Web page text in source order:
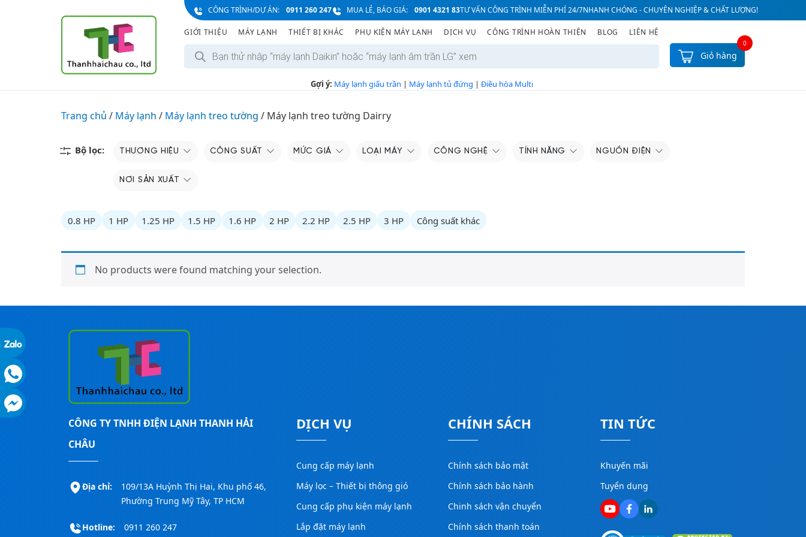
c
CÔNG TRÌNH/DỰ ÁN: 0911 260 247 MUA LẺ, BÁO GIÁ: 0901 4321 83TƯ VẤN CÔNG TRÌNH MIỄN PHÍ 24/7NHANH CHÓNG - CHUYÊN NGHIỆP & CHẤT LƯỢNG!
GIỚI THIỆU MÁY LẠNH THIẾT BỊ KHÁC PHỤ KIỆN MÁY LẠNH DỊCH VỤ CÔNG TRÌNH HOÀN THIỆN BLOG LIÊN HỆ
T
m
i
s
h
Gợi ý: Máy lạnh giấu trần | Máy lạnh tủ đứng | Điều hòa Multi
Giỏ hàng
0
Trang chủ / Máy lạnh / Máy lạnh treo tường / Máy lạnh treo tường Dairry
Bộ lọc: THƯƠNG HIỆU CÔNG SUẤT MỨC GIÁ LOẠI MÁY CÔNG NGHỆ TÍNH NĂNG NGUỒN ĐIỆN
NƠI SẢN XUẤT
0.8 HP 1 HP 1.25 HP 1.5 HP 1.6 HP 2 HP 2.2 HP 2.5 HP 3 HP Công suất khác
No products were found matching your selection.
CÔNG TY TNHH ĐIỆN LẠNH THANH HẢI
CHÂU
Địa chỉ:
109/13A Huỳnh Thị Hai, Khu phố 46,
Phường Trung Mỹ Tây, TP HCM
Hotline: 0911 260 247
DỊCH VỤ
Cung cấp máy lạnh
Máy lọc – Thiết bị thông gió
Cung cấp phụ kiện máy lạnh
Lắp đặt máy lạnh
CHÍNH SÁCH
Chính sách bảo mật
Chính sách bảo hành
Chinh sách vận chuyển
Chính sách thanh toán
TIN TỨC
Khuyến mãi
Tuyển dụng